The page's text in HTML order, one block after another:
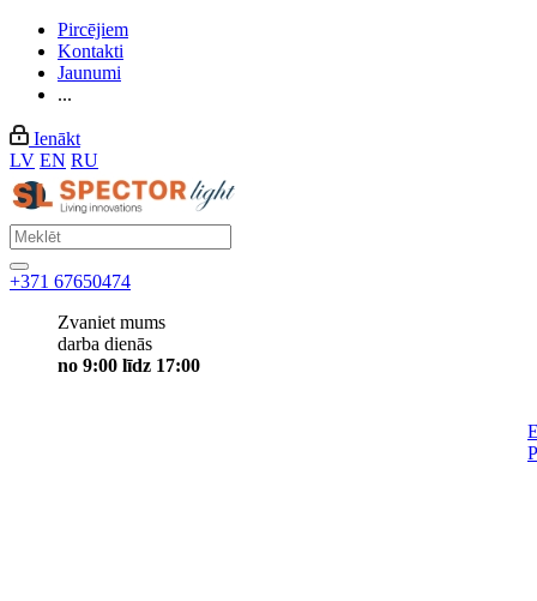
Pircējiem
Kontakti
Jaunumi
...
Ienākt
LV EN RU
+371 67650474
Zvaniet mums
darba dienās
no 9:00 līdz 17:00